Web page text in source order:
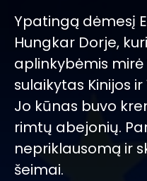
Ypatingą dėmesį
Hungkar Dorje,
aplinkybėmis
sulaikytas Kinijos
Jo kūnas buvo
rimtų abejonių.
nepriklausomą ir
šeimai.